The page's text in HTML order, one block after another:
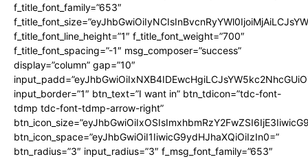
f_title_font_family=”653″
f_title_font_line_height=”1″ f_title_font_weight=”700″
f_title_font_spacing=”-1″ msg_composer=”success”
display=”column” gap=”10″
input_border=”1″ btn_text=”I want in” btn_tdicon=”tdc-font-
tdmp tdc-font-tdmp-arrow-right”
btn_icon_space=”eyJhbGwiOiI1IiwicG9ydHJhaXQiOiIzIn0=”
btn_radius=”3″ input_radius=”3″ f_msg_font_family=”653″